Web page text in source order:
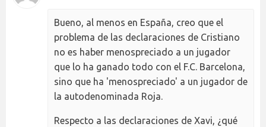
Bueno, al menos en España, creo que el
problema de las declaraciones de Cristiano
no es haber menospreciado a un jugador
que lo ha ganado todo con el F.C. Barcelona,
sino que ha 'menospreciado' a un jugador de
la autodenominada Roja.
Respecto a las declaraciones de Xavi, ¿qué